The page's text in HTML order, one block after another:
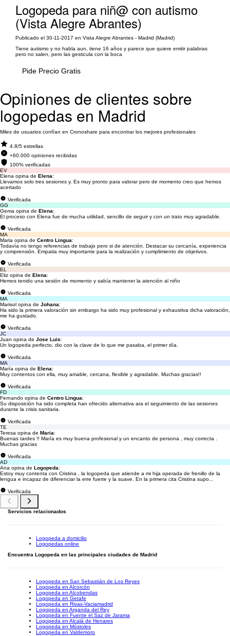
Logopeda para niñ@ con autismo
(Vista Alegre Abrantes)
Publicado el 30-11-2017 en Vista Alegre Abrantes - Madrid (Madrid)
Tiene autismo y no habla aun, tiene 16 años y parece que quiere emitir palabras
pero no salen, pero las gesticula con la boca
Pide Precio Gratis
Opiniones de clientes sobre
logopedas en Madrid
Miles de usuarios confían en Cronoshare para encontrar los mejores profesionales
4.8/5 estrellas
+60.000 opiniones recibidas
100% verificadas
EV
Elena opina de Elena:
Llevamos solo tres sesiones y. Es muy pronto para valorar pero de momento creo que hemos
acertado
Verificada
GG
Gema opina de Elena:
El proceso con Elena fue de mucha utilidad, sencillo de seguir y con un trato muy agradable.
Verificada
MA
Maria opina de Centro Lingua:
Todavía no tengo referencias de trabajo pero si de atención. Destacar su cercanía, experiencia
y comprensión. Empatia muy importante para la realización y cumplimiento de objetivos.
Verificada
EL
Eliz opina de Elena:
Hemos tenido una sesión de momento y sabía mantener la atención al niño
Verificada
MA
Marisol opina de Johana:
Ha sido la primera valoración sin embargo ha sido muy profesional y exhaustiva dicha valoración,
me ha gustado.
Verificada
JC
Juan opina de Jose Luis:
Un logopeda perfecto, dio con la clave de lo que me pasaba, el primer día.
Verificada
MA
María opina de Elena:
Muy contentos con ella, muy amable, cercana, flexible y agradable. Muchas gracias!!
Verificada
FD
Fernando opina de Centro Lingua:
Su disposición ha sido completa han ofrecido alternativa ara el seguimiento de las sesiones
durante la crisis sanitaria.
Verificada
TE
Teresa opina de Maria:
Buenas tardes !! María es muy buena profesional y un encanto de persona , muy correcta .
Muchas gracias
Verificada
AD
Ana opina de Logopeda:
Estoy muy contenta con Cristina , la logopeda que atiende a mi hija operada de frenillo de la
lengua e incapaz de diferenciar la erre fuerte y la suave. En la primera cita Cristina supo...
Verificada
Servicios relacionados
Logopeda a domicilio
Logopedas online
Encuentra Logopeda en las principales ciudades de Madrid
Logopeda en San Sebastián de Los Reyes
Logopeda en Alcorcón
Logopeda en Alcobendas
Logopeda en Getafe
Logopeda en Rivas-Vaciamadrid
Logopeda en Arganda del Rey
Logopeda en Fuente el Saz de Jarama
Logopeda en Alcalá de Henares
Logopeda en Móstoles
Logopeda en Valdemoro